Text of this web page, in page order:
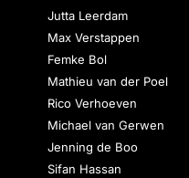
Jutta Leerdam
Max Verstappen
Femke Bol
Mathieu van der Poel
Rico Verhoeven
Michael van Gerwen
Jenning de Boo
Sifan Hassan